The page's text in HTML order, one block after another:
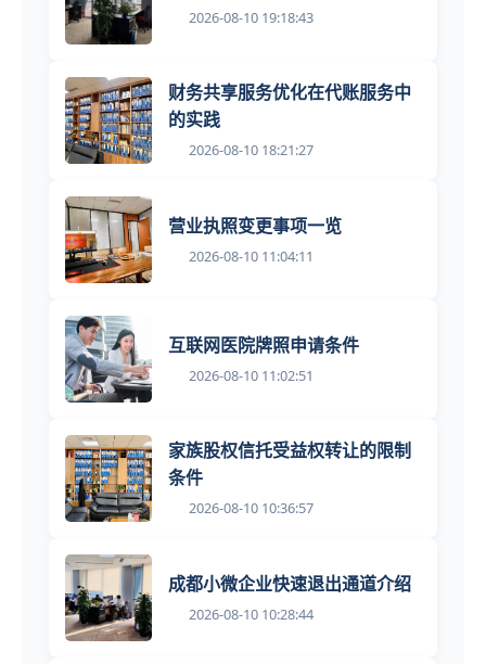
2026-08-10 19:18:43
财务共享服务优化在代账服务中
的实践
2026-08-10 18:21:27
营业执照变更事项一览
2026-08-10 11:04:11
互联网医院牌照申请条件
2026-08-10 11:02:51
家族股权信托受益权转让的限制
条件
2026-08-10 10:36:57
成都小微企业快速退出通道介绍
2026-08-10 10:28:44